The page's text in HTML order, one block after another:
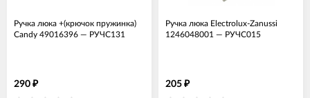
Ручка люка +(крючок пружинка)
Candy 49016396 — РУЧС131
290 ₽
Ручка люка Electrolux-Zanussi
1246048001 — РУЧС015
205 ₽